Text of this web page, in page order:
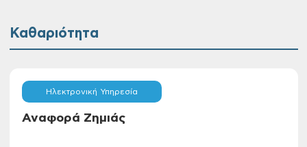
Καθαριότητα
Ηλεκτρονική Υπηρεσία
Αναφορά Ζημιάς